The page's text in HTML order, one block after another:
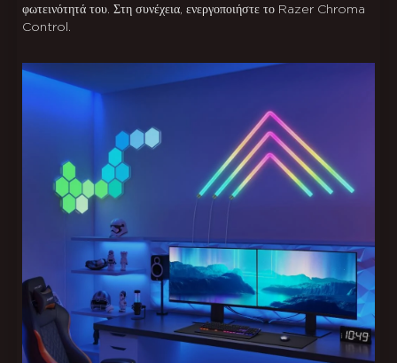
φωτεινότητά του. Στη συνέχεια, ενεργοποιήστε το Razer Chroma
Control.